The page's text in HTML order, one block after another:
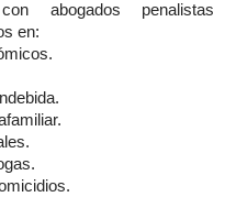
abogados penalistas
en: